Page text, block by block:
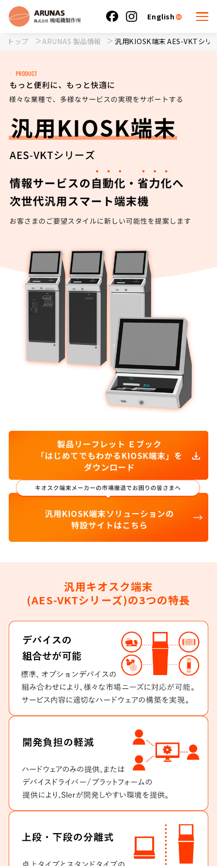
English
トップ ARUNAS 製品情報 汎用KIOSK端末 AES-VKTシリ
汎⽤キオスク端末
(AES-VKTシリーズ)の3つの特⻑